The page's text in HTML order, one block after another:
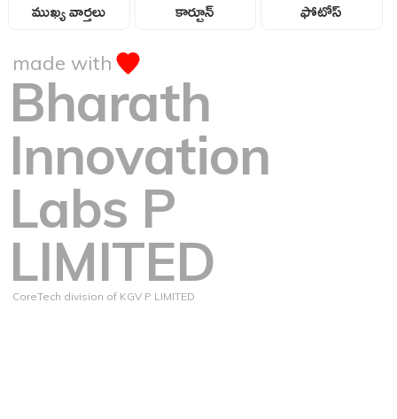
ముఖ్య వార్తలు కార్టూన్ ఫోటోస్
made with
Bharath
Innovation
Labs P
LIMITED
CoreTech division of KGV P LIMITED